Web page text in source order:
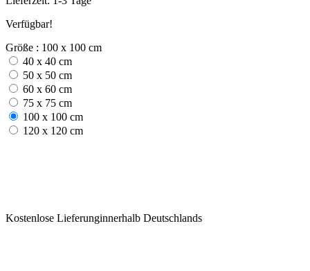
Verfügbar!
Größe : 100 x 100 cm
40 x 40 cm
50 x 50 cm
60 x 60 cm
75 x 75 cm
100 x 100 cm
120 x 120 cm
Kostenlose Lieferunginnerhalb Deutschlands